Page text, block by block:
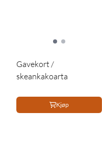
Gavekort /
skeankakoarta
Kjøp